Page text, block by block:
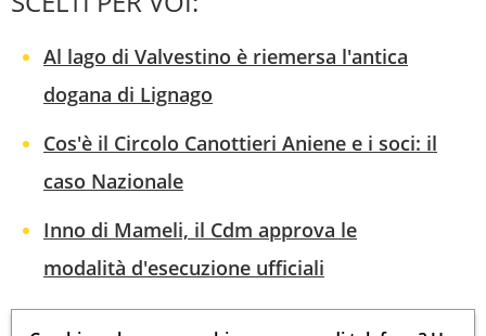
Al lago di Valvestino è riemersa l'antica
dogana di Lignago
Cos'è il Circolo Canottieri Aniene e i soci: il
caso Nazionale
Inno di Mameli, il Cdm approva le
modalità d'esecuzione ufficiali